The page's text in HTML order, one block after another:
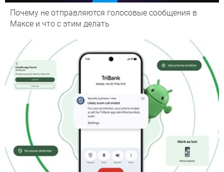
Почему не отправляются голосовые сообщения в
Максе и что с этим делать